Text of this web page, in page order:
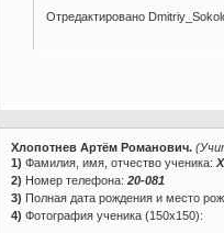
Отредактировано
Хлопотнев Артём Романович.
1) Фамилия, имя, отчество ученика:
2) Номер телефона: 20-081
3) Полная дата рождения и место
4) Фотография ученика (150х150):